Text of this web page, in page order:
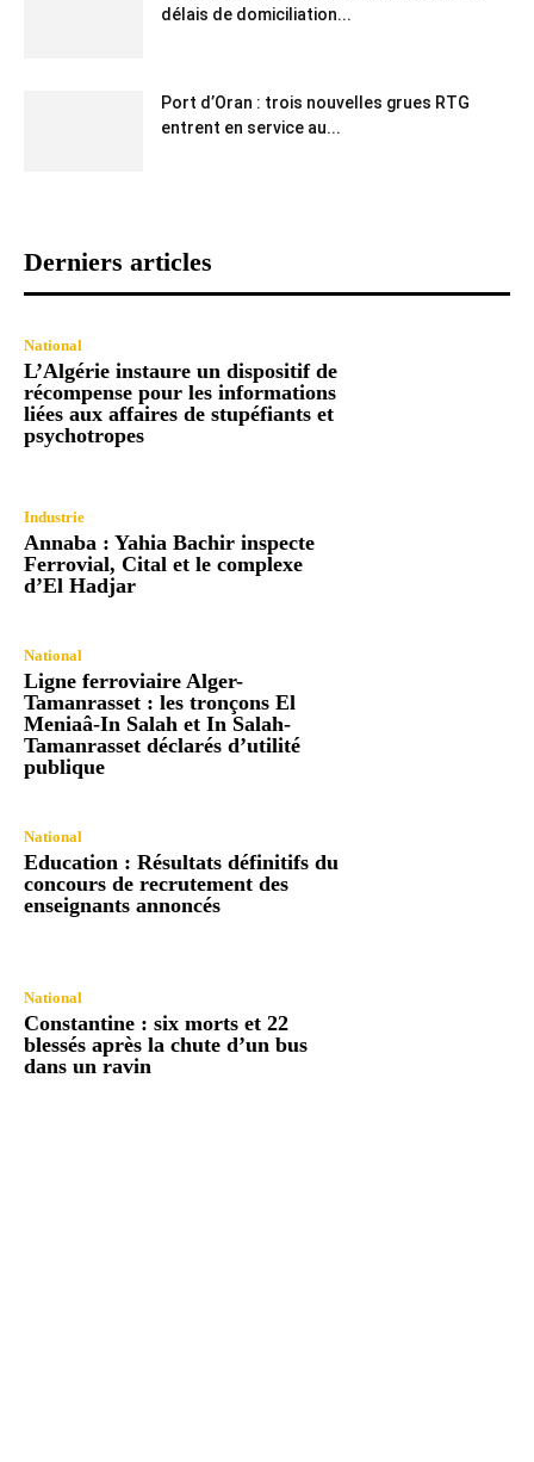
délais de domiciliation...
Port d’Oran : trois nouvelles grues RTG
entrent en service au...
Derniers articles
National
L’Algérie instaure un dispositif de
récompense pour les informations
liées aux affaires de stupéfiants et
psychotropes
Industrie
Annaba : Yahia Bachir inspecte
Ferrovial, Cital et le complexe
d’El Hadjar
National
Ligne ferroviaire Alger-
Tamanrasset : les tronçons El
Meniaâ-In Salah et In Salah-
Tamanrasset déclarés d’utilité
publique
National
Education : Résultats définitifs du
concours de recrutement des
enseignants annoncés
National
Constantine : six morts et 22
blessés après la chute d’un bus
dans un ravin